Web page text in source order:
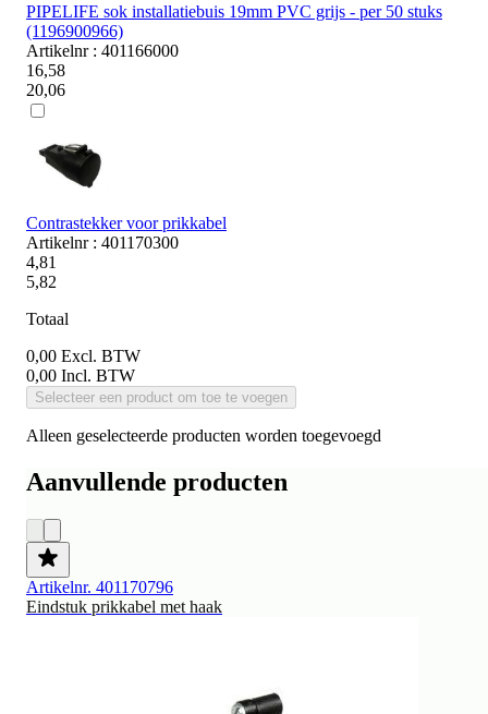
PIPELIFE sok installatiebuis 19mm PVC grijs - per 50 stuks
(1196900966)
Artikelnr : 401166000
16,58
20,06
Contrastekker voor prikkabel
Artikelnr : 401170300
4,81
5,82
Totaal
0,00 Excl. BTW
0,00 Incl. BTW
Selecteer een product om toe te voegen
Alleen geselecteerde producten worden toegevoegd
Aanvullende producten
Artikelnr. 401170796
Eindstuk prikkabel met haak